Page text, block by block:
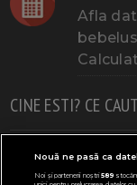
Afla
CINE ESTI? CE
Doresc un copil
Urmeaza sa nasc
Nouă ne pasă ca
Noi și partenerii noștri589